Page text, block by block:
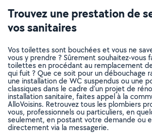
Trouvez une prestation de
vos sanitaires
Vos toilettes sont bouchées et vous ne
vous y prendre ? Sûrement souhaitez-vous
toilettes en procédant au remplacement de
qui fuit ? Que ce soit pour un débouchage
une installation de WC suspendus ou une
classiques dans le cadre d’un projet de
installation sanitaire, faites appel à la
AlloVoisins. Retrouvez tous les plombiers
vous, professionnels ou particuliers, en
seulement, en postant votre demande ou
directement via la messagerie.